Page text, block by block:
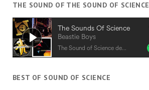
THE SOUND OF THE SOUND OF SCIENCE
BEST OF SOUND OF SCIENCE